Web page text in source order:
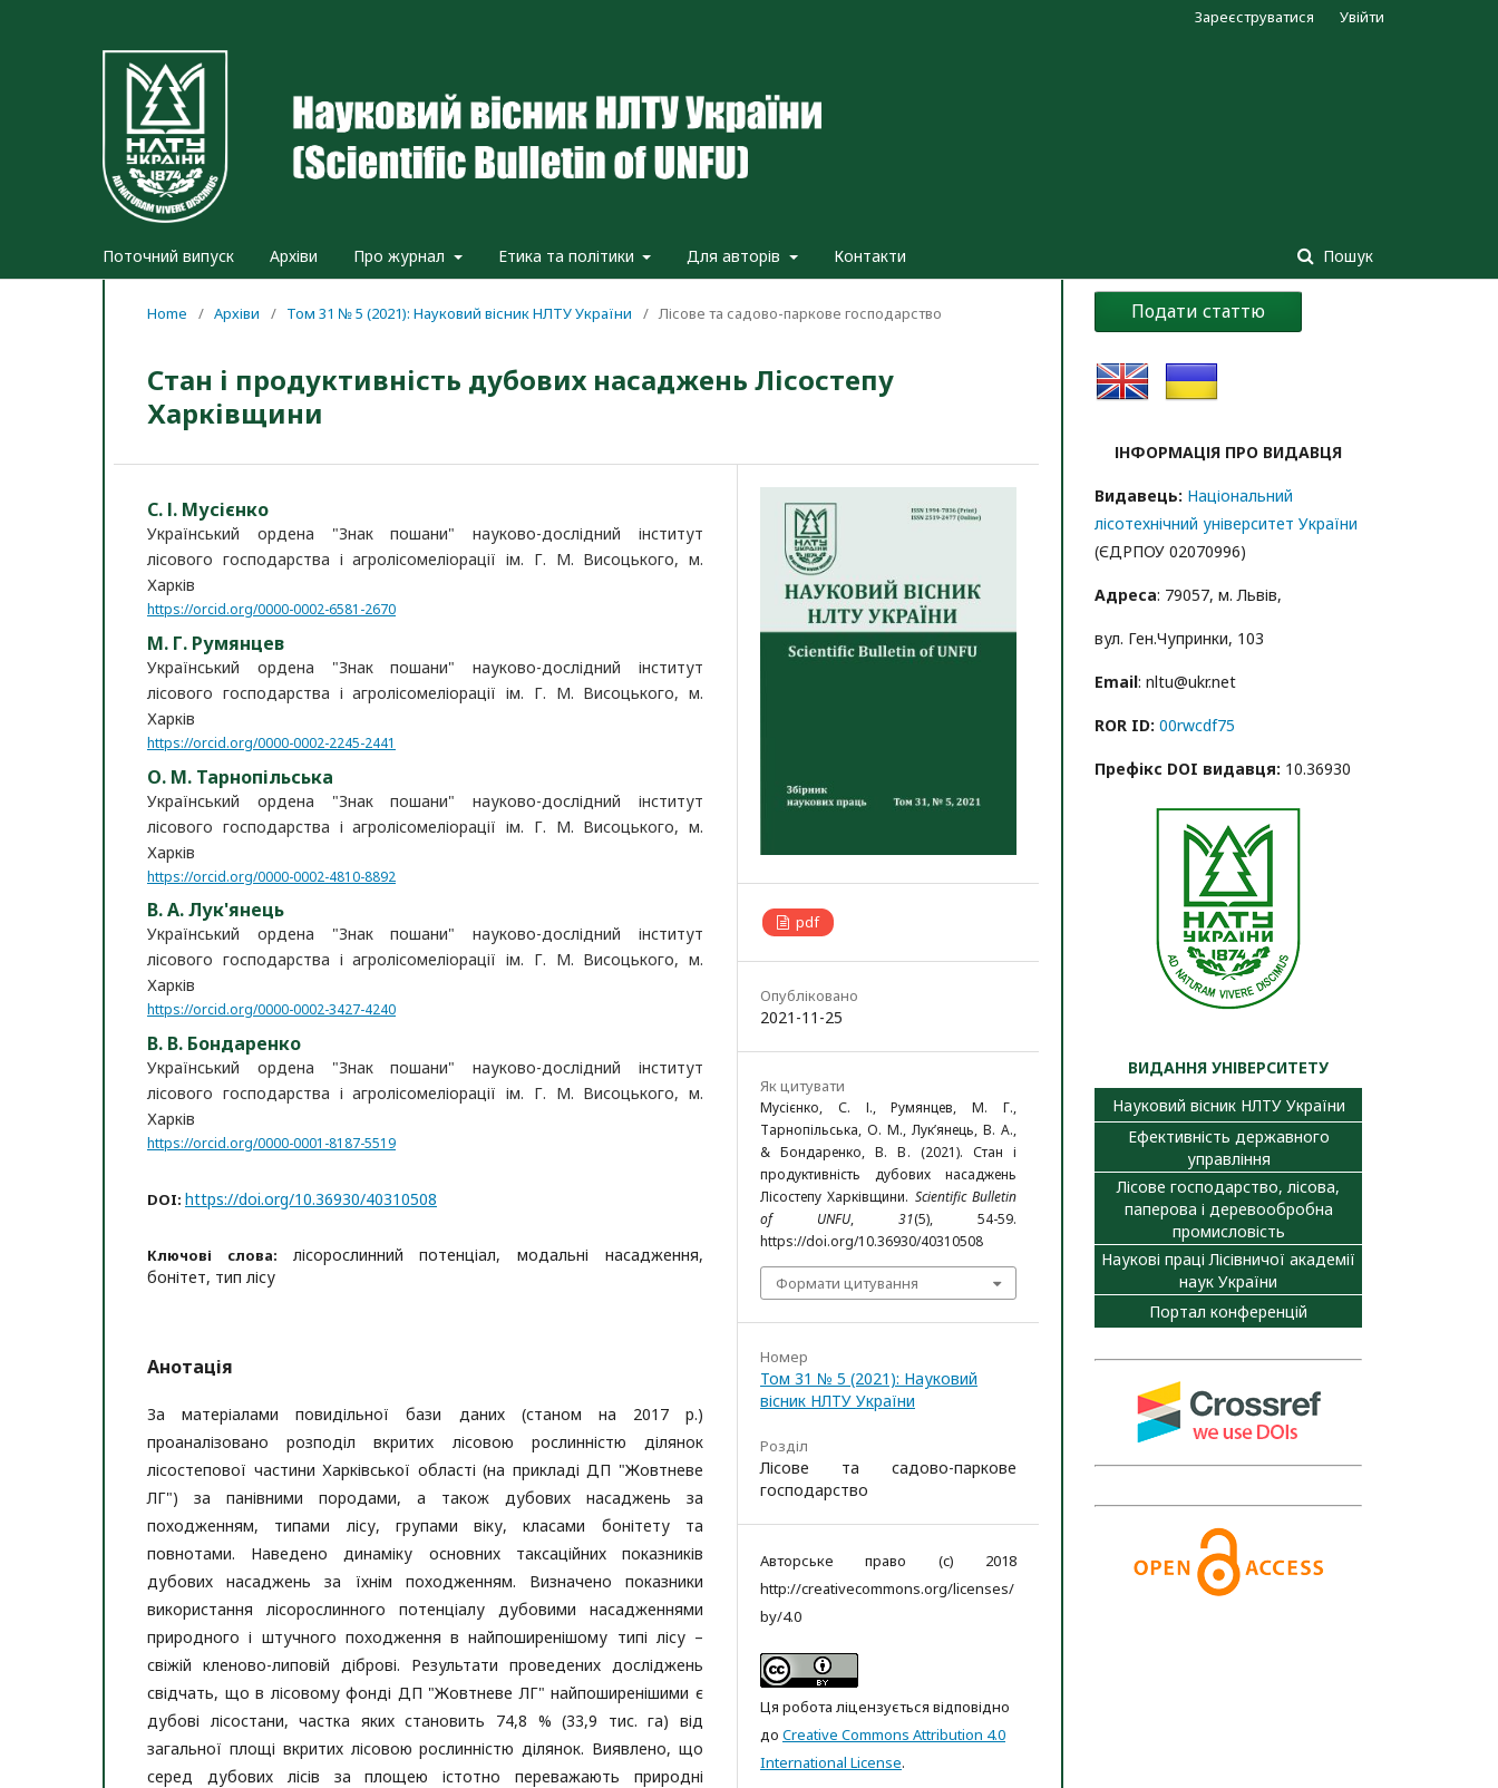
Поточний випуск Архіви Про журнал Етика та політики Для авторів Контакти Пошук
Зареєструватися Увійти
Home / Архіви / Том 31 № 5 (2021): Науковий вісник НЛТУ України / Лісове та садово-паркове господарство
Стан і продуктивність дубових насаджень Лісостепу
Харківщини
С. І. Мусієнко
Український ордена "Знак пошани" науково-дослідний інститут
лісового господарства і агролісомеліорації ім. Г. М. Висоцького, м.
Харків
https://orcid.org/0000-0002-6581-2670
М. Г. Румянцев
Український ордена "Знак пошани" науково-дослідний інститут
лісового господарства і агролісомеліорації ім. Г. М. Висоцького, м.
Харків
https://orcid.org/0000-0002-2245-2441
О. М. Тарнопільська
Український ордена "Знак пошани" науково-дослідний інститут
лісового господарства і агролісомеліорації ім. Г. М. Висоцького, м.
Харків
https://orcid.org/0000-0002-4810-8892
В. А. Лук'янець
Український ордена "Знак пошани" науково-дослідний інститут
лісового господарства і агролісомеліорації ім. Г. М. Висоцького, м.
Харків
https://orcid.org/0000-0002-3427-4240
В. В. Бондаренко
Український ордена "Знак пошани" науково-дослідний інститут
лісового господарства і агролісомеліорації ім. Г. М. Висоцького, м.
Харків
https://orcid.org/0000-0001-8187-5519
DOI: https://doi.org/10.36930/40310508
Ключові слова: лісорослинний потенціал, модальні насадження,
бонітет, тип лісу
Анотація
За матеріалами повидільної бази даних (станом на 2017 р.)
проаналізовано розподіл вкритих лісовою рослинністю ділянок
лісостепової частини Харківської області (на прикладі ДП "Жовтневе
ЛГ") за панівними породами, а також дубових насаджень за
походженням, типами лісу, групами віку, класами бонітету та
повнотами. Наведено динаміку основних таксаційних показників
дубових насаджень за їхнім походженням. Визначено показники
використання лісорослинного потенціалу дубовими насадженнями
природного і штучного походження в найпоширенішому типі лісу –
свіжій кленово-липовій діброві. Результати проведених досліджень
свідчать, що в лісовому фонді ДП "Жовтневе ЛГ" найпоширенішими є
дубові лісостани, частка яких становить 74,8 % (33,9 тис. га) від
загальної площі вкритих лісовою рослинністю ділянок. Виявлено, що
серед дубових лісів за площею істотно переважають природні
pdf
Опубліковано
2021-11-25
Як цитувати
Мусієнко, С. І., Румянцев, М. Г.,
Тарнопільська, О. М., Лук’янець, В. А.,
& Бондаренко, В. В. (2021). Стан і
продуктивність дубових насаджень
Лісостепу Харківщини. Scientific Bulletin
of UNFU, 31(5), 54-59.
https://doi.org/10.36930/40310508
Формати цитування
Номер
Том 31 № 5 (2021): Науковий
вісник НЛТУ України
Розділ
Лісове та садово-паркове
господарство
Авторське право (c) 2018
http://creativecommons.org/licenses/
by/4.0
Ця робота ліцензується відповідно
до Creative Commons Attribution 4.0
International License.
Подати статтю
ІНФОРМАЦІЯ ПРО ВИДАВЦЯ
Видавець: Національний
лісотехнічний університет України
(ЄДРПОУ 02070996)
Адреса: 79057, м. Львів,
вул. Ген.Чупринки, 103
Email: nltu@ukr.net
ROR ID: 00rwcdf75
Префікс DOI видавця: 10.36930
ВИДАННЯ УНІВЕРСИТЕТУ
Науковий вісник НЛТУ України
Ефективність державного
управління
Лісове господарство, лісова,
паперова і деревообробна
промисловість
Наукові праці Лісівничої академії
наук України
Портал конференцій